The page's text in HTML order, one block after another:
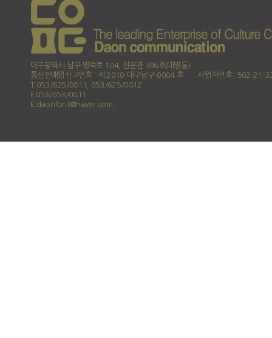
대구광역시 남구 명덕로 104, 전문관 306호(대명동)
통신판매업신고번호 : 제 2010-대구남구-0004 호
사업자번호 : 502-21-
T.053/625/0811, 053/625/0812
F.053/653/0811
E.daonfont@naver.com